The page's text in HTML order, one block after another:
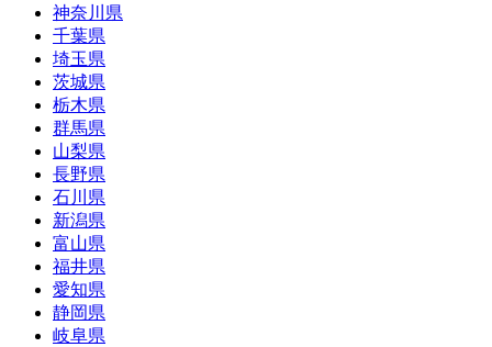
神奈川県
千葉県
埼玉県
茨城県
栃木県
群馬県
山梨県
長野県
石川県
新潟県
富山県
福井県
愛知県
静岡県
岐阜県